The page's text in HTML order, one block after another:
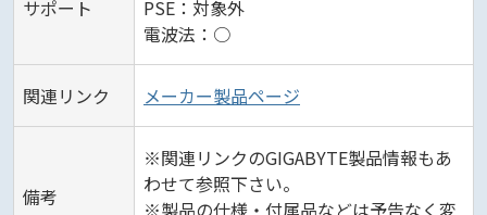
サポート
PSE：対象外
電波法：○
関連リンク メーカー製品ページ
備考
※関連リンクのGIGABYTE製品情報もあ
わせて参照下さい。